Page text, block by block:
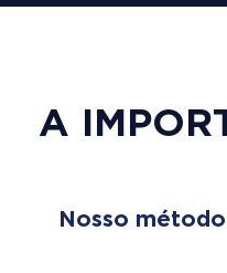
A
Nosso